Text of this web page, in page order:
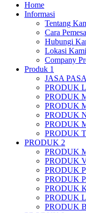
Home
Informasi
Tentang
Cara
Hubungi
Lokasi Kami
Company
Produk 1
JASA
PRODUK
PRODUK
PRODUK
PRODUK
PRODUK
PRODUK
PRODUK 2
PRODUK
PRODUK
PRODUK
PRODUK
PRODUK
PRODUK
PRODUK